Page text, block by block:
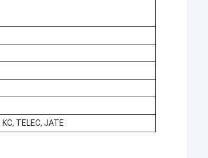
KC, TELEC, JATE